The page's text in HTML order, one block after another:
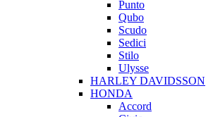
Punto
Qubo
Scudo
Sedici
Stilo
Ulysse
HARLEY DAVIDSSON
HONDA
Accord